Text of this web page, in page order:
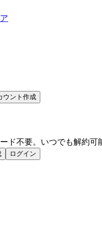
ウント作成
ド不要。いつでも解約可
ログイン